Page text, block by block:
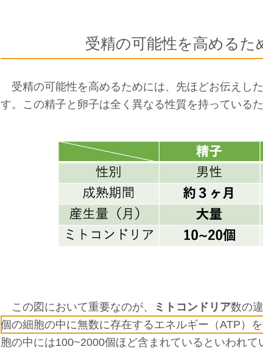
受精の可能性を高めるた
受精の可能性を高めるためには、先ほどお伝えし
す。この精子と卵子は全く異なる性質を持っている
この図において重要なのが、 ミトコンドリア数の
個の細胞の中に無数に存在するエネルギー（ATP）
胞の中には100~2000個ほど含まれているといわれ